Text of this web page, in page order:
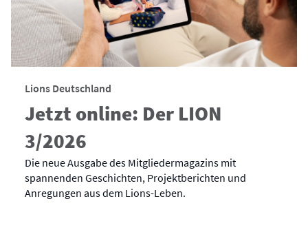
Lions Deutschland
Jetzt online: Der LION
3/2026
Die neue Ausgabe des Mitgliedermagazins mit
spannenden Geschichten, Projektberichten und
Anregungen aus dem Lions-Leben.